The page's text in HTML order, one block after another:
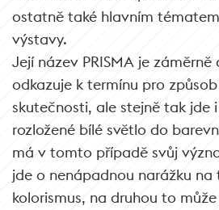
ostatně také hlavním
výstavy.
Její název PRISMA je
odkazuje k termínu pro
skutečnosti, ale stejně tak jde
rozložené bílé světlo do
má v tomto případě svůj
jde o nenápadnou narážku na
kolorismus, na druhou to